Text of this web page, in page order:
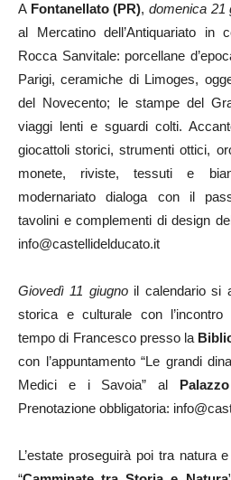
A Fontanellato (PR),domenica 21
al Mercatino dell’Antiquariato in
Rocca Sanvitale: porcellane
Parigi, ceramiche di Limoges,
del Novecento; le stampe del
viaggi lenti e sguardi colti.
giocattoli storici, strumenti ottici,
monete, riviste, tessuti e
modernariato dialoga con il
tavolini e complementi di design
info@castellidelducato.it
Giovedì 11 giugno il calendario si
storica e culturale con
tempo di Francesco presso la
con l’appuntamento “Le grandi
Medici e i Savoia” al
Prenotazione obbligatoria:
L’estate proseguirà poi tra natura